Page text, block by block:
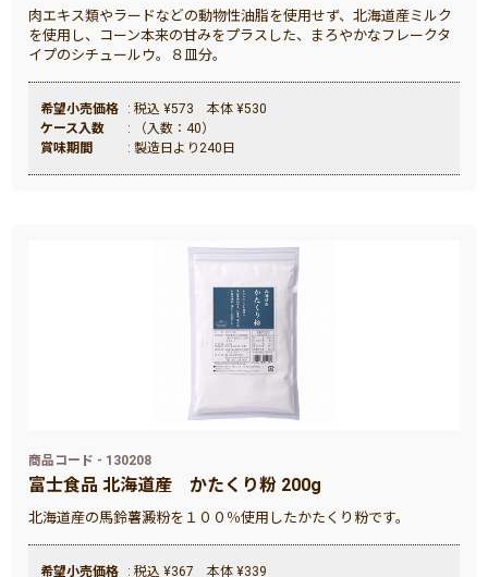
肉エキス類やラードなどの動物性油脂を使用せず、北海道産ミルク
を使用し、コーン本来の甘みをプラスした、まろやかなフレークタ
イプのシチュールウ。８皿分。
希望小売価格
: 税込 ¥573 本体 ¥530
ケース入数
: （入数：40）
賞味期間
: 製造日より240日
商品コード - 130208
富士食品 北海道産 かたくり粉 200g
北海道産の馬鈴薯澱粉を１００％使用したかたくり粉です。
希望小売価格 : 税込 ¥367 本体 ¥339